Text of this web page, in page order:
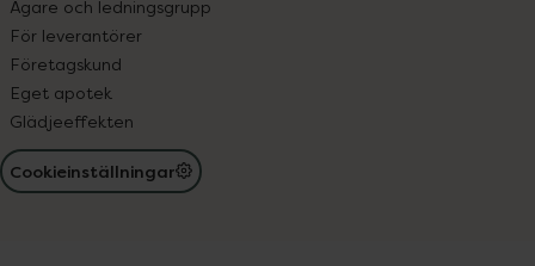
Ägare och ledningsgrupp
För leverantörer
Företagskund
Eget apotek
Glädjeeffekten
Cookieinställningar